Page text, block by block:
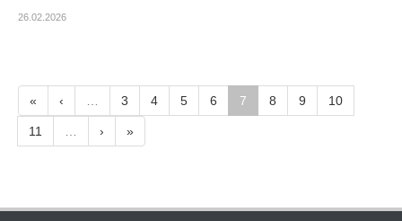
26.02.2026
« ‹ 3 4 5 6 7 8 9 10
11 › »